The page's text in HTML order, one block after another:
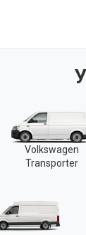
Volkswagen
Transporter